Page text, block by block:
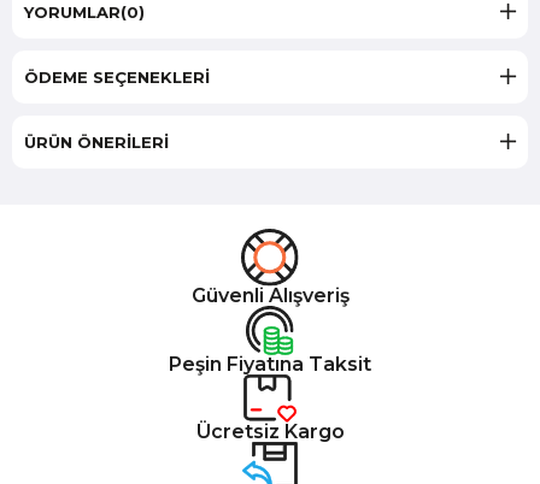
YORUMLAR(0)
ÖDEME SEÇENEKLERI
ÜRÜN ÖNERILERI
Güvenli Alışveriş
Peşin Fiyatına Taksit
Ücretsiz Kargo